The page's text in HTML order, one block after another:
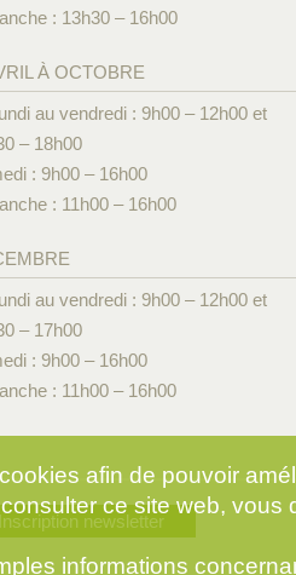
: 13h30 – 16h00
À OCTOBRE
au vendredi : 9h00 – 12h00 et
– 18h00
: 9h00 – 16h00
: 11h00 – 16h00
au vendredi : 9h00 – 12h00 et
– 17h00
: 9h00 – 16h00
: 11h00 – 16h00
Inscription newsletter
afin de pouvoir
ce site web, vous
informations